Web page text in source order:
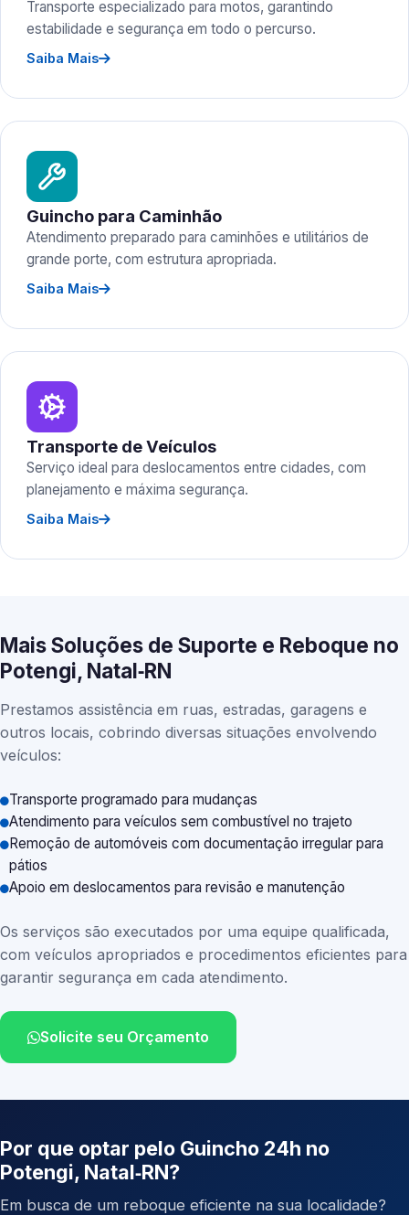
Transporte especializado para motos, garantindo
estabilidade e segurança em todo o percurso.
Saiba Mais
Guincho para Caminhão
Atendimento preparado para caminhões e utilitários de
grande porte, com estrutura apropriada.
Saiba Mais
Transporte de Veículos
Serviço ideal para deslocamentos entre cidades, com
planejamento e máxima segurança.
Saiba Mais
Mais Soluções de Suporte e Reboque no
Potengi, Natal‑RN
Prestamos assistência em ruas, estradas, garagens e
outros locais, cobrindo diversas situações envolvendo
veículos:
Transporte programado para mudanças
Atendimento para veículos sem combustível no trajeto
Remoção de automóveis com documentação irregular para
pátios
Apoio em deslocamentos para revisão e manutenção
Os serviços são executados por uma equipe qualificada,
com veículos apropriados e procedimentos eficientes para
garantir segurança em cada atendimento.
Solicite seu Orçamento
Por que optar pelo Guincho 24h no
Potengi, Natal‑RN?
Em busca de um reboque eficiente na sua localidade?